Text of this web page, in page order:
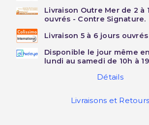
Livraison Outre Mer de 2 à
ouvrés - Contre Signature.
Livraison 5 à 6 jours ouvrés
Disponible le jour même
lundi au samedi de 10h à
Détails
Livraisons et Retours